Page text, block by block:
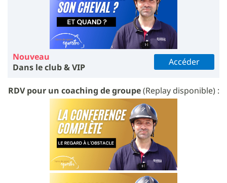
Nouveau
Dans le club & VIP
Accéder
RDV pour un coaching de groupe(Replay disponible) :